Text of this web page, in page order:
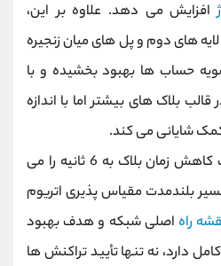
افزایش می ‌دهد. علاوه بر این،
های دوم و پل‌ های میان ‌زنجیره
حساب ‌ها بهبود بخشیده و با
بلاک ‌های بیشتر اما با اندازه
شایانی می کند.
پروپوزال EIP-7782 و هدف کاهش زمان بلاک به 6 ثانیه را می
بلندمدت مقیاس ‌پذیری اتریوم
راه اصلی شبکه و هدف بهبود
دارد، نه تنها تأیید تراکنش ‌ها